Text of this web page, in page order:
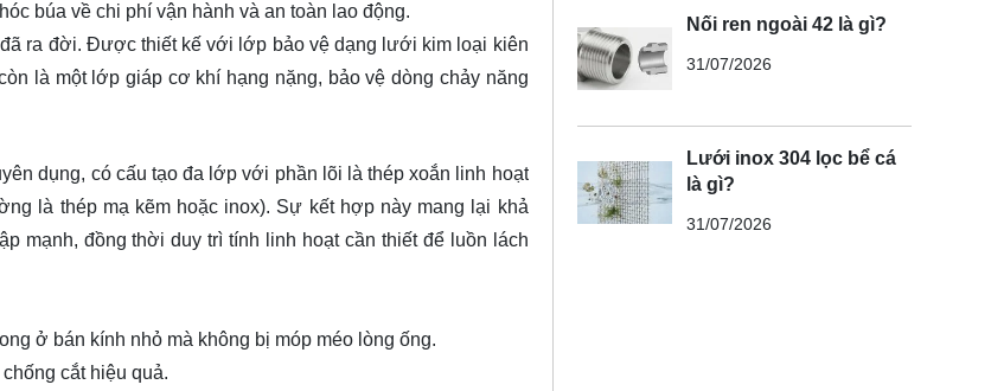
búa về chi phí vận hành và an toàn lao động.
đã ra đời. Được thiết kế với lớp bảo vệ dạng lưới kim loại kiên
là một lớp giáp cơ khí hạng nặng, bảo vệ dòng chảy năng
dụng, có cấu tạo đa lớp với phần lõi là thép xoắn linh hoạt
là thép mạ kẽm hoặc inox). Sự kết hợp này mang lại khả
mạnh, đồng thời duy trì tính linh hoạt cần thiết để luồn lách
ở bán kính nhỏ mà không bị móp méo lòng ống.
cắt hiệu quả.
Nối ren ngoài 42 là gì?
31/07/2026
Lưới inox 304 lọc bể cá
là gì?
31/07/2026